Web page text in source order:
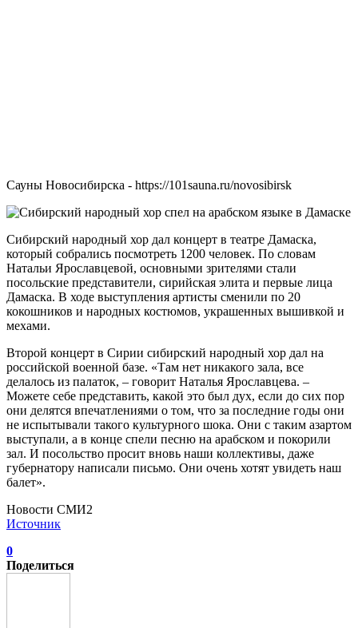
Сауны Новосибирска - https://101sauna.ru/novosibirsk
Сибирский народный хор дал концерт в театре Дамаска,
который собрались посмотреть 1200 человек. По словам
Натальи Ярославцевой, основными зрителями стали
посольские представители, сирийская элита и первые лица
Дамаска. В ходе выступления артисты сменили по 20
кокошников и народных костюмов, украшенных вышивкой и
мехами.
Второй концерт в Сирии сибирский народный хор дал на
российской военной базе. «Там нет никакого зала, все
делалось из палаток, – говорит Наталья Ярославцева. –
Можете себе представить, какой это был дух, если до сих пор
они делятся впечатлениями о том, что за последние годы они
не испытывали такого культурного шока. Они с таким азартом
выступали, а в конце спели песню на арабском и покорили
зал. И посольство просит вновь наши коллективы, даже
губернатору написали письмо. Они очень хотят увидеть наш
балет».
Новости СМИ2
Источник
0
Поделиться